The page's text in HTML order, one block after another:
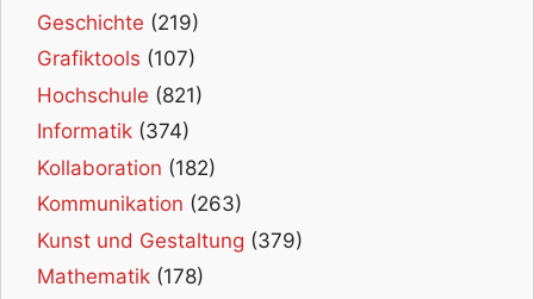
Geschichte (219)
Grafiktools (107)
Hochschule (821)
Informatik (374)
Kollaboration (182)
Kommunikation (263)
Kunst und Gestaltung (379)
Mathematik (178)